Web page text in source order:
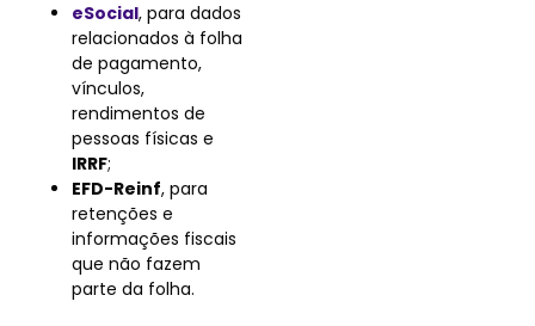
eSocial, para dados
relacionados à folha
de pagamento,
vínculos,
rendimentos de
pessoas físicas e
IRRF;
EFD-Reinf, para
retenções e
informações fiscais
que não fazem
parte da folha.